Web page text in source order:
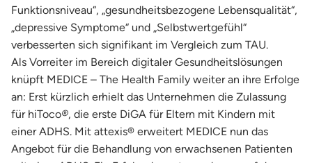
Funktionsniveau“, „gesundheitsbezogene Lebensqualität“,
„depressive Symptome“ und „Selbstwertgefühl“
verbesserten sich signifikant im Vergleich zum TAU.
Als Vorreiter im Bereich digitaler Gesundheitslösungen
knüpft MEDICE – The Health Family weiter an ihre Erfolge
an: Erst kürzlich erhielt das Unternehmen die Zulassung
für hiToco®, die erste DiGA für Eltern mit Kindern mit
einer ADHS. Mit attexis® erweitert MEDICE nun das
Angebot für die Behandlung von erwachsenen Patienten